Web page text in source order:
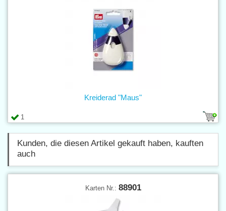
1
Kreiderad "Maus"
Kunden, die diesen Artikel gekauft haben, kauften
auch
Karten Nr.: 88901